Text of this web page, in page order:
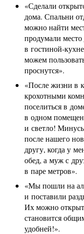
«Сделали
дома. Спальни
можно найти
продумали место
в гостиной-
можем
проснутся».
«После жизни в
крохотными
поселиться в
в одном
и светло!
после нашего
другу, когда у
обед, а муж с
в паре метров».
«Мы пошли на
и поставили
Их можно
становится
удобней!».